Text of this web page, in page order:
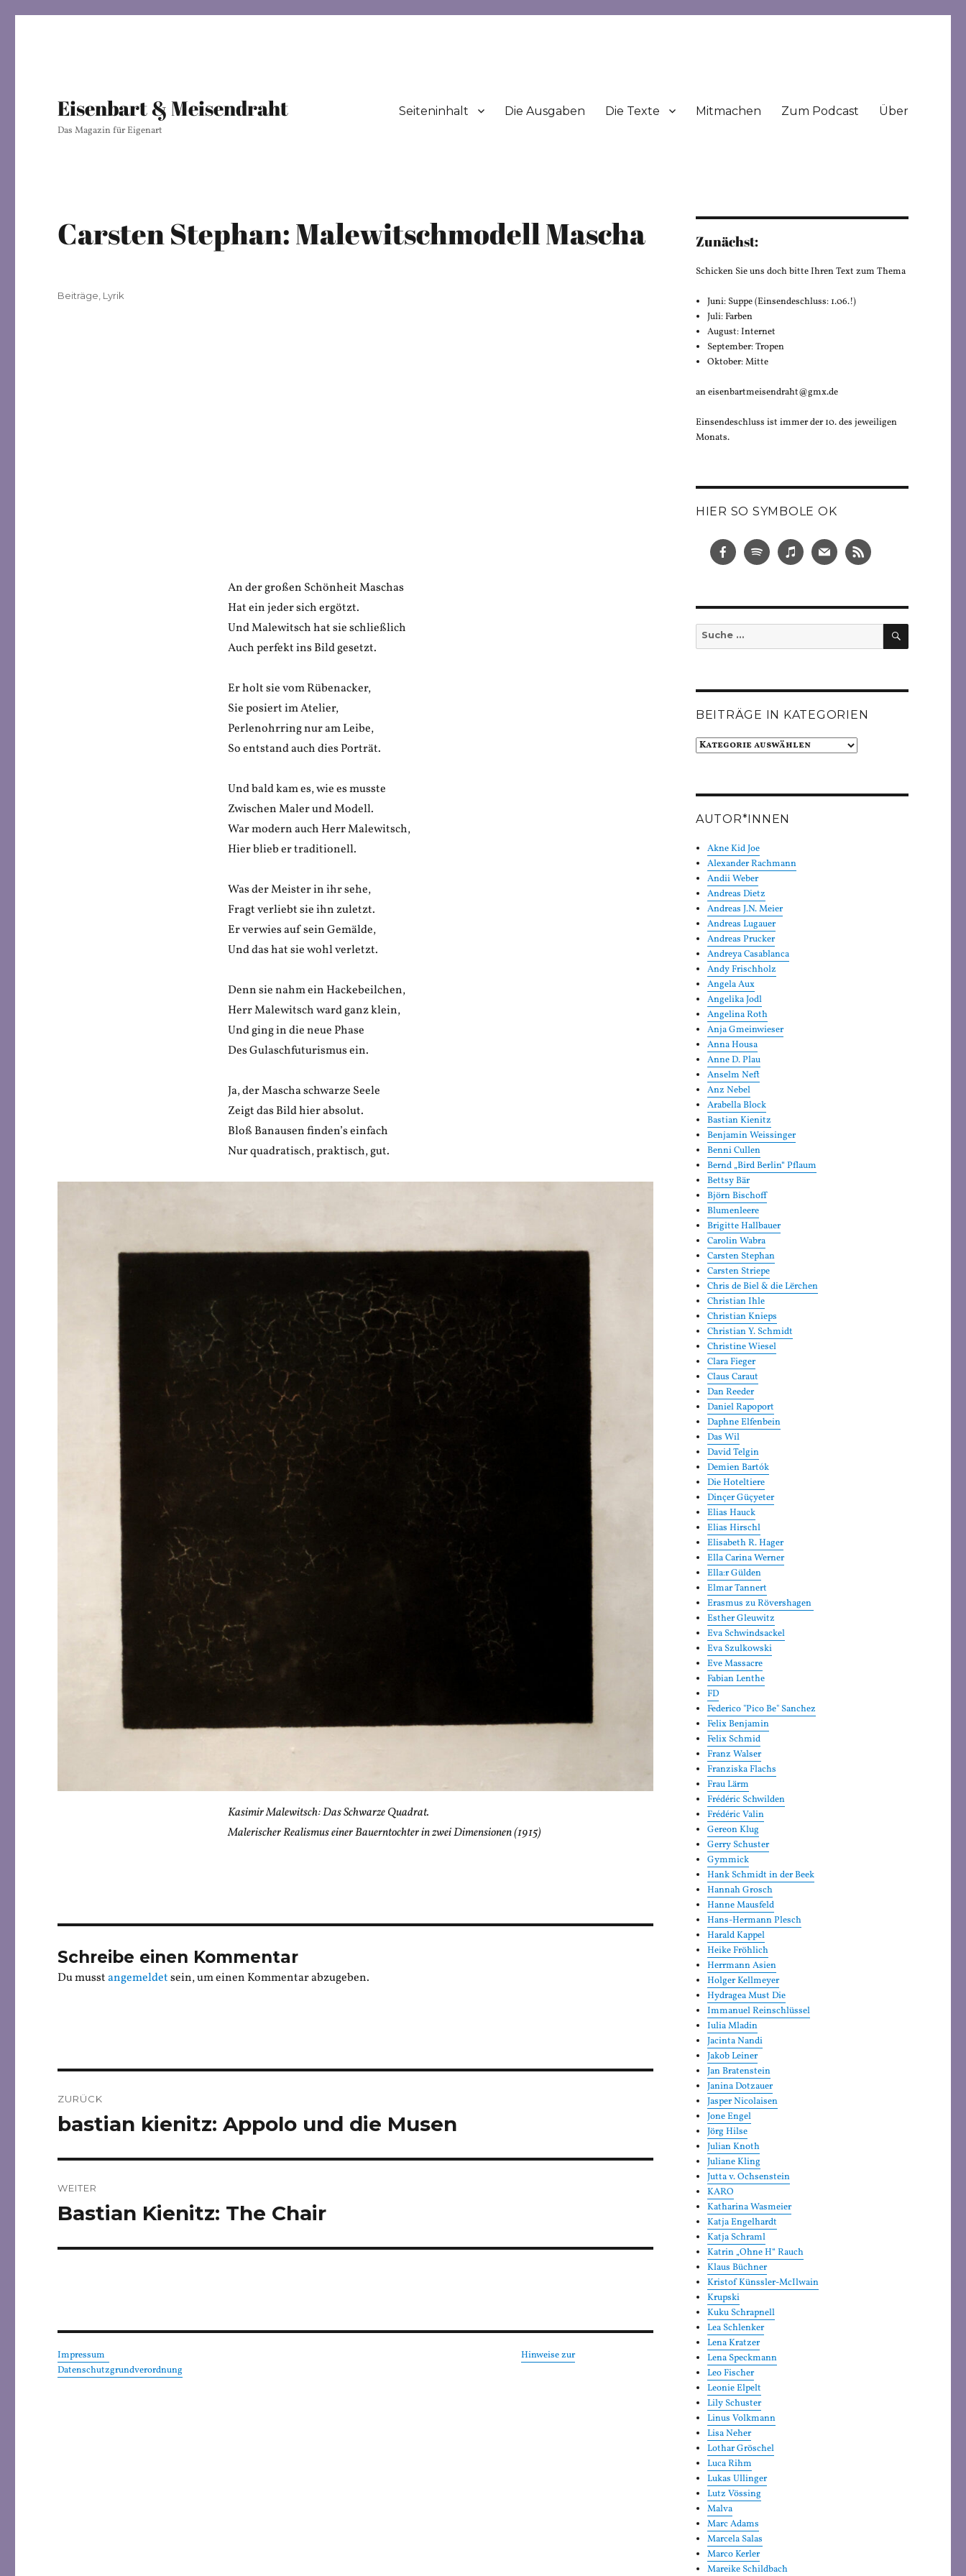
Eisenbart & Meisendraht
Das Magazin für Eigenart
Seiteninhalt Die Ausgaben Die Texte Mitmachen Zum Podcast Über
Carsten Stephan: Malewitschmodell Mascha
An der großen Schönheit Maschas
Hat ein jeder sich ergötzt.
Und Malewitsch hat sie schließlich
Auch perfekt ins Bild gesetzt.
Er holt sie vom Rübenacker,
Sie posiert im Atelier,
Perlenohrring nur am Leibe,
So entstand auch dies Porträt.
Und bald kam es, wie es musste
Zwischen Maler und Modell.
War modern auch Herr Malewitsch,
Hier blieb er traditionell.
Was der Meister in ihr sehe,
Fragt verliebt sie ihn zuletzt.
Er verwies auf sein Gemälde,
Und das hat sie wohl verletzt.
Denn sie nahm ein Hackebeilchen,
Herr Malewitsch ward ganz klein,
Und ging in die neue Phase
Des Gulaschfuturismus ein.
Ja, der Mascha schwarze Seele
Zeigt das Bild hier absolut.
Bloß Banausen finden’s einfach
Nur quadratisch, praktisch, gut.
Kasimir Malewitsch: Das Schwarze Quadrat.
Malerischer Realismus einer Bauerntochter in zwei Dimensionen (1915)
Veröffentlicht
Kategorien
Beiträge Lyrik
Schreibe einen Kommentar
Du musstangemeldetsein, um einen Kommentar abzugeben.
ZURÜCK
Vorheriger
bastian kienitz: Appolo und die Musen
WEITER
Nächster
Bastian Kienitz: The Chair
Impressum
Hinweise zur
Datenschutzgrundverordnung
Zunächst:
Schicken Sie uns doch bitte Ihren Text zum Thema
Juni: Suppe (Einsendeschluss: 1.06.!)
Juli: Farben
August: Internet
September: Tropen
Oktober: Mitte
an eisenbartmeisendraht@gmx.de
Einsendeschluss ist immer der 10. des jeweiligen
Monats.
HIER SO SYMBOLE OK
Suche
nach:
SUCHEN
BEITRÄGE IN KATEGORIEN
Beiträge
AUTOR*INNEN
Akne Kid Joe
Alexander Rachmann
Andii Weber
Andreas Dietz
Andreas J.N. Meier
Andreas Lugauer
Andreas Prucker
Andreya Casablanca
Andy Frischholz
Angela Aux
Angelika Jodl
Angelina Roth
Anja Gmeinwieser
Anna Housa
Anne D. Plau
Anselm Neft
Anz Nebel
Arabella Block
Bastian Kienitz
Benjamin Weissinger
Benni Cullen
Bernd „Bird Berlin“ Pflaum
Bettsy Bär
Björn Bischoff
Blumenleere
Brigitte Hallbauer
Carolin Wabra
Carsten Stephan
Carsten Striepe
Chris de Biel & die Lërchen
Christian Ihle
Christian Knieps
Christian Y. Schmidt
Christine Wiesel
Clara Fieger
Claus Caraut
Dan Reeder
Daniel Rapoport
Daphne Elfenbein
Das Wil
David Telgin
Demien Bartók
Die Hoteltiere
Dinçer Güçyeter
Elias Hauck
Elias Hirschl
Elisabeth R. Hager
Ella Carina Werner
Ella:r Gülden
Elmar Tannert
Erasmus zu Rövershagen
Esther Gleuwitz
Eva Schwindsackel
Eva Szulkowski
Eve Massacre
Fabian Lenthe
FD
Federico "Pico Be" Sanchez
Felix Benjamin
Felix Schmid
Franz Walser
Franziska Flachs
Frau Lärm
Frédéric Schwilden
Frédéric Valin
Gereon Klug
Gerry Schuster
Gymmick
Hank Schmidt in der Beek
Hannah Grosch
Hanne Mausfeld
Hans-Hermann Plesch
Harald Kappel
Heike Fröhlich
Herrmann Asien
Holger Kellmeyer
Hydragea Must Die
Immanuel Reinschlüssel
Iulia Mladin
Jacinta Nandi
Jakob Leiner
Jan Bratenstein
Janina Dotzauer
Jasper Nicolaisen
Jone Engel
Jörg Hilse
Julian Knoth
Juliane Kling
Jutta v. Ochsenstein
KARO
Katharina Wasmeier
Katja Engelhardt
Katja Schraml
Katrin „Ohne H“ Rauch
Klaus Büchner
Kristof Künssler-McIlwain
Krupski
Kuku Schrapnell
Lea Schlenker
Lena Kratzer
Lena Speckmann
Leo Fischer
Leonie Elpelt
Lily Schuster
Linus Volkmann
Lisa Neher
Lothar Gröschel
Luca Rihm
Lukas Ullinger
Lutz Vössing
Malva
Marc Adams
Marcela Salas
Marco Kerler
Mareike Schildbach